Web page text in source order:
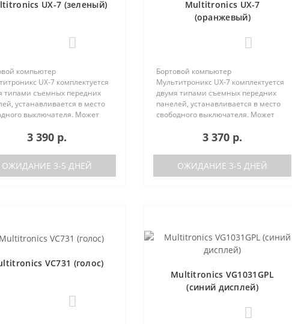
UX-7 (зеленый)
компьютер
UX-7 комплектуется
типами съемных передних
устанавливается в место
выключателя. Может
GrantaЛада
/ Калина-2Лада Приора /
2Лада 110Ла..
3 390 р.
ОЖИДАНИЕ 3-5 ДНЕЙ
Multitronics UX-7
(оранжевый)
Бортовой компьютер
Мультитроникс UX-7 комплектуется
двумя типами съемных передних
панелей, устанавливается в место
свободного выключателя. Может
автомобили:Lada GrantaЛада
Калина / Калина-2Лада Приора /
Приора-2Лада 110Ла..
3 370 р.
ОЖИДАНИЕ 3-5 ДНЕЙ
VC731 (голос)
Multitronics VG1031GPL
(синий дисплей)